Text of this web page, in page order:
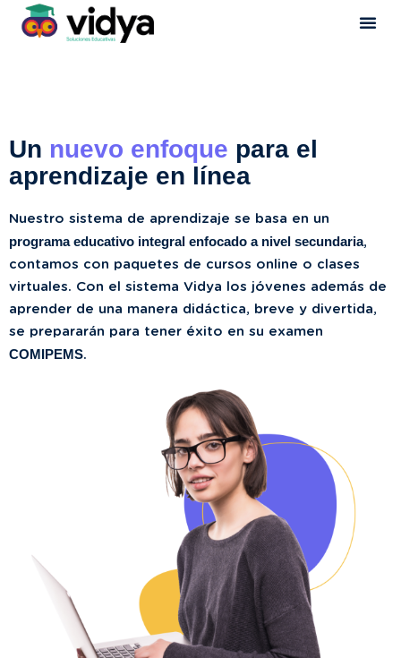
Un nuevo enfoque para el
aprendizaje en línea
Nuestro sistema de aprendizaje se basa en un
programa educativo integral enfocado a nivel secundaria,
contamos con paquetes de cursos online o clases
virtuales. Con el sistema Vidya los jóvenes además de
aprender de una manera didáctica, breve y divertida,
se prepararán para tener éxito en su examen
COMIPEMS.